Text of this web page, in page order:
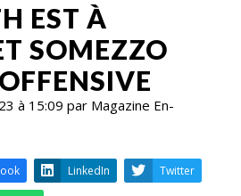
EST À
SOMEZZO
à 15:09 par Magazine En-